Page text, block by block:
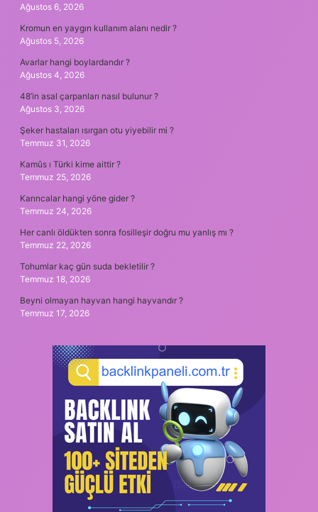
Ağustos 6, 2026
Kromun en yaygın kullanım alanı nedir ?
Ağustos 5, 2026
Avarlar hangi boylardandır ?
Ağustos 4, 2026
48’in asal çarpanları nasıl bulunur ?
Ağustos 3, 2026
Şeker hastaları ısırgan otu yiyebilir mi ?
Temmuz 31, 2026
Kamûs ı Türki kime aittir ?
Temmuz 25, 2026
Karıncalar hangi yöne gider ?
Temmuz 24, 2026
Her canlı öldükten sonra fosilleşir doğru mu yanlış mı ?
Temmuz 22, 2026
Tohumlar kaç gün suda bekletilir ?
Temmuz 18, 2026
Beyni olmayan hayvan hangi hayvandır ?
Temmuz 17, 2026